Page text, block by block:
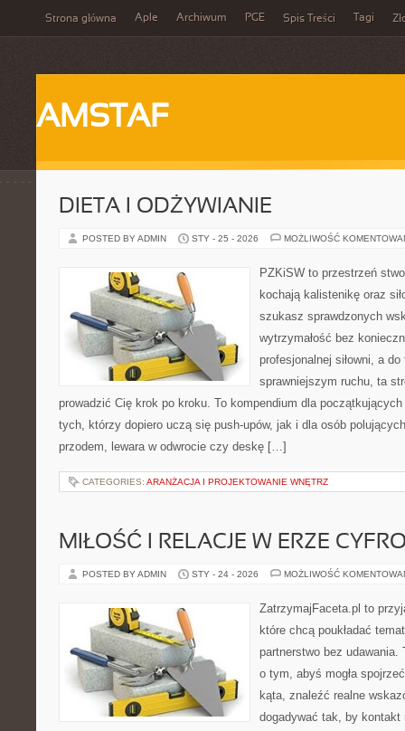
Strona główna Aple Archiwum PGE Spis Treści Tagi
AMSTAF
DIETA I ODŻYWIANIE
POSTED BY ADMIN STY - 25 - 2026 MOŻLIWOŚĆ
PZKiSW to przestrzeń
kochają kalistenikę oraz
szukasz sprawdzonych
wytrzymałość bez
profesjonalnej siłowni, a
sprawniejszym ruchu, ta
prowadzić Cię krok po kroku. To kompendium dla
tych, którzy dopiero uczą się push-upów, jak i dla osób
przodem, lewara w odwrocie czy deskę […]
CATEGORIES: ARANŻACJA I PROJEKTOWANIE WNĘTRZ
MIŁOŚĆ I RELACJE W ERZE
POSTED BY ADMIN STY - 24 - 2026 MOŻLIWOŚĆ
ZatrzymajFaceta.pl to
które chcą poukładać
partnerstwo bez udawania.
o tym, abyś mogła
kąta, znaleźć realne
dogadywać tak, by kontakt